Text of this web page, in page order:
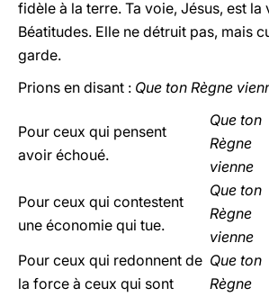
fidèle à la terre. Ta voie, Jésus, est la
Béatitudes. Elle ne détruit pas, mais
garde.
Prions en disant : Que ton Règne
Pour ceux qui pensent
avoir échoué.
Que ton
Règne
vienne
Pour ceux qui contestent
une économie qui tue.
Que ton
Règne
vienne
Pour ceux qui redonnent de
la force à ceux qui sont
Que ton
Règne